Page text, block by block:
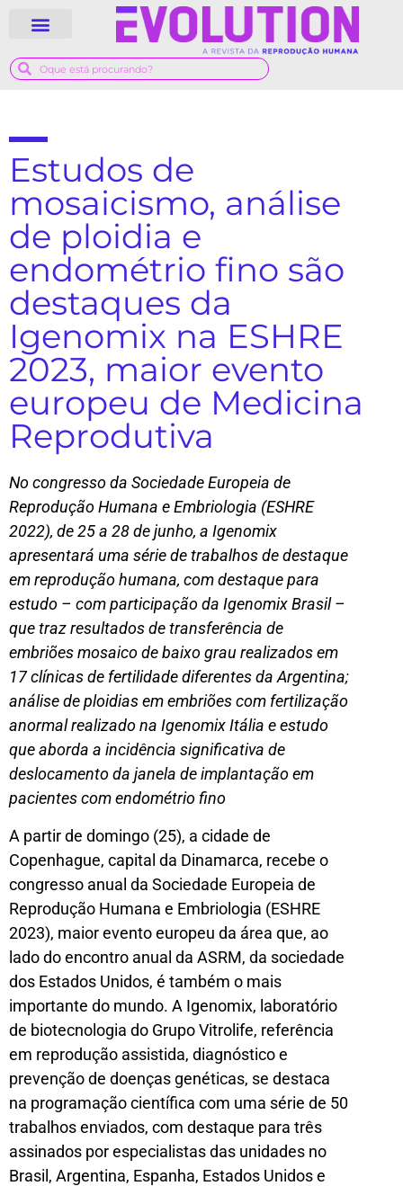
Estudos de
mosaicismo, análise
de ploidia e
endométrio fino são
destaques da
Igenomix na ESHRE
2023, maior evento
europeu de Medicina
Reprodutiva
No congresso da Sociedade Europeia de
Reprodução Humana e Embriologia (ESHRE
2022), de 25 a 28 de junho, a Igenomix
apresentará uma série de trabalhos de destaque
em reprodução humana, com destaque para
estudo – com participação da Igenomix Brasil –
que traz resultados de transferência de
embriões mosaico de baixo grau realizados em
17 clínicas de fertilidade diferentes da Argentina;
análise de ploidias em embriões com fertilização
anormal realizado na Igenomix Itália e estudo
que aborda a incidência significativa de
deslocamento da janela de implantação em
pacientes com endométrio fino
A partir de domingo (25), a cidade de
Copenhague, capital da Dinamarca, recebe o
congresso anual da Sociedade Europeia de
Reprodução Humana e Embriologia (ESHRE
2023), maior evento europeu da área que, ao
lado do encontro anual da ASRM, da sociedade
dos Estados Unidos, é também o mais
importante do mundo. A Igenomix, laboratório
de biotecnologia do Grupo Vitrolife, referência
em reprodução assistida, diagnóstico e
prevenção de doenças genéticas, se destaca
na programação científica com uma série de 50
trabalhos enviados, com destaque para três
assinados por especialistas das unidades no
Brasil, Argentina, Espanha, Estados Unidos e